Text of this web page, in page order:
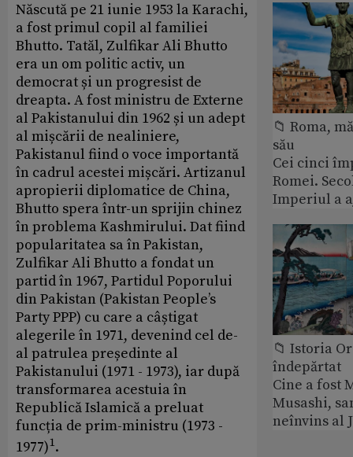
Născută pe 21 iunie 1953 la Karachi,
a fost primul copil al familiei
Bhutto. Tatăl, Zulfikar Ali Bhutto
era un om politic activ, un
democrat și un progresist de
dreapta. A fost ministru de Externe
al Pakistanului din 1962 și un adept
al mișcării de nealiniere,
Pakistanul fiind o voce importantă
în cadrul acestei mișcări. Artizanul
apropierii diplomatice de China,
Bhutto spera într-un sprijin chinez
în problema Kashmirului. Dat fiind
popularitatea sa în Pakistan,
Zulfikar Ali Bhutto a fondat un
partid în 1967, Partidul Poporului
din Pakistan (Pakistan People’s
Party PPP) cu care a câștigat
alegerile în 1971, devenind cel de-
al patrulea președinte al
Pakistanului (1971 - 1973), iar după
transformarea acestuia în
Republică Islamică a preluat
funcția de prim-ministru (1973 -
1977)1.
📁 Roma,
său
Cei cinci
Romei.
Imperiul a
📁 Istoria
îndepărtat
Cine a fost
Musashi,
neînvins al